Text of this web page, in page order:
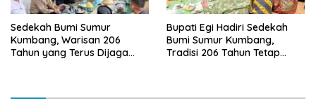
Sedekah Bumi Sumur
Kumbang, Warisan 206
Tahun yang Terus Dijaga
Bupati Egi Hadiri Sedekah
Bumi Sumur Kumbang,
Tradisi 206 Tahun Tetap